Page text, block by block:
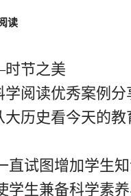
读
节之美
学阅读优秀案例分
历史看今天的教
直试图增加学生
学生兼备科学素